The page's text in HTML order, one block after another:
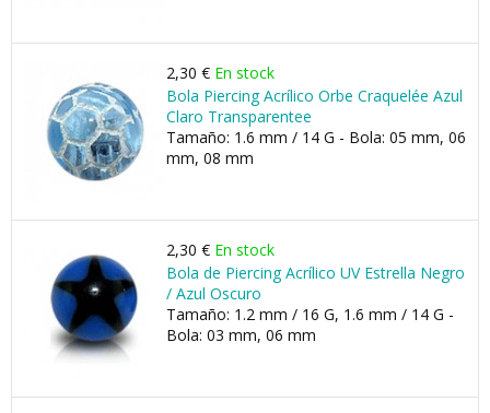
2,30 € En stock
Bola Piercing Acrílico Orbe Craquelée Azul
Claro Transparentee
Tamaño: 1.6 mm / 14 G - Bola: 05 mm, 06
mm, 08 mm
2,30 € En stock
Bola de Piercing Acrílico UV Estrella Negro
/ Azul Oscuro
Tamaño: 1.2 mm / 16 G, 1.6 mm / 14 G -
Bola: 03 mm, 06 mm